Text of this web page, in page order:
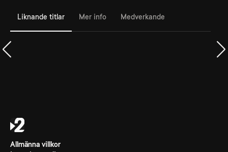
Liknande titlar Mer info Medverkande
Allmänna villkor